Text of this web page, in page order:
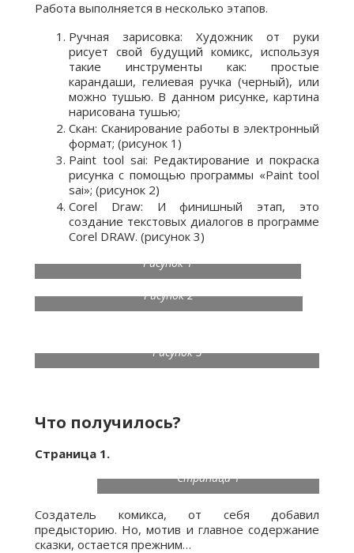
Работа выполняется в несколько этапов.
Ручная зарисовка: Художник от руки
рисует свой будущий комикс, используя
такие инструменты как: простые
карандаши, гелиевая ручка (черный), или
можно тушью. В данном рисунке, картина
нарисована тушью;
Скан: Сканирование работы в электронный
формат; (рисунок 1)
Paint tool sai: Редактирование и покраска
рисунка с помощью программы «Paint tool
sai»; (рисунок 2)
Corel Draw: И финишный этап, это
создание текстовых диалогов в программе
Corel DRAW. (рисунок 3)
Рисунок 1
Рисунок 2
Рисунок 3
Что получилось?
Страница 1.
Страница 1
Создатель комикса, от себя добавил
предысторию. Но, мотив и главное содержание
сказки, остается прежним…